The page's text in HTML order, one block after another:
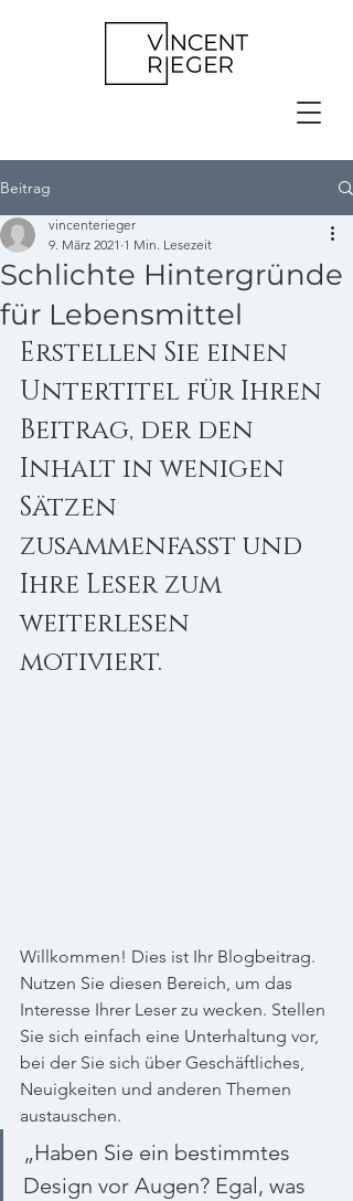
Beitrag
Schlichte Hintergründe
für Lebensmittel
vincenterieger
9. März 2021 1 Min. Lesezeit
Erstellen Sie einen
Untertitel für Ihren
Beitrag, der den
Inhalt in wenigen
Sätzen
zusammenfasst und
Ihre Leser zum
weiterlesen
motiviert.
Willkommen! Dies ist Ihr Blogbeitrag.
Nutzen Sie diesen Bereich, um das
Interesse Ihrer Leser zu wecken. Stellen
Sie sich einfach eine Unterhaltung vor,
bei der Sie sich über Geschäftliches,
Neuigkeiten und anderen Themen
austauschen.
„Haben Sie ein bestimmtes
Design vor Augen? Egal, was